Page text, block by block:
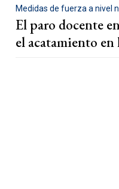
Medidas de fuerza a nivel
El paro docente
el acatamiento en